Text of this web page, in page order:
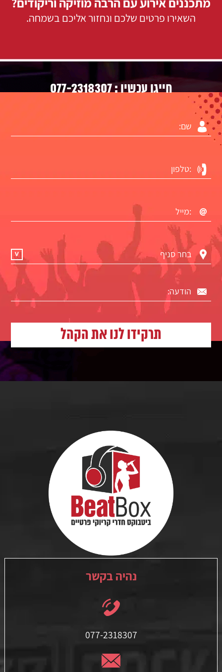
השאירו פרטים שלכם ונחזור אליכם בשמחה.
חייגו עכשיו :077-2318307
נהיה בקשר
077-2318307